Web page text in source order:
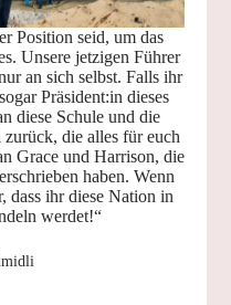
Position seid, um das
Unsere jetzigen Führer
an sich selbst. Falls ihr
Präsident:in dieses
diese Schule und die
die alles für euch
Grace und Harrison, die
haben. Wenn
dass ihr diese Nation in
werdet!“